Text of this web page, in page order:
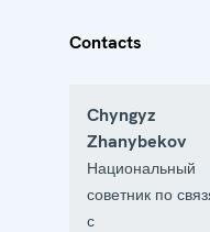
Contacts
Chyngyz
Zhanybekov
Национальный
советник по
с